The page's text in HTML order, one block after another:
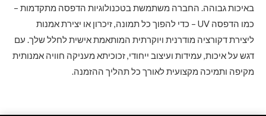
באיכות גבוהה. החברה משתמשת בטכנולוגיות הדפסה מתקדמות –
כמו הדפסה UV – כדי להפוך כל תמונה, זיכרון או יצירת אמנות
ליצירת דקורציה מודרנית ויוקרתית המותאמת אישית לחלל שלך. עם
דגש על איכות, עמידות ועיצוב ייחודי, זכוכיתא מעניקה חוויה אמנותית
מקיפה ותמיכה מקצועית לאורך כל תהליך ההזמנה.